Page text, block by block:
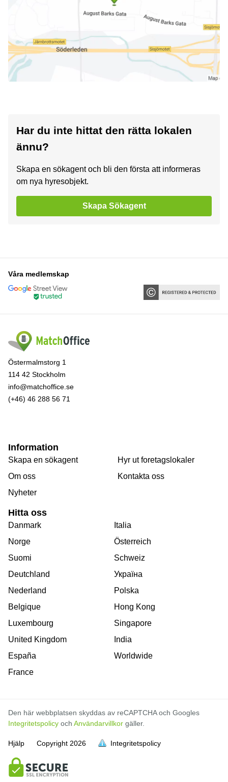
Har du inte hittat den rätta lokalen
ännu?
Skapa en sökagent och bli den första att informeras
om nya hyresobjekt.
Skapa Sökagent
Våra medlemskap
Östermalmstorg 1
114 42 Stockholm
info@matchoffice.se
(+46) 46 288 56 71
Information
Skapa en sökagent
Om oss
Nyheter
Hyr ut foretagslokaler
Kontakta oss
Hitta oss
Danmark
Norge
Suomi
Deutchland
Nederland
Belgique
Luxembourg
United Kingdom
España
France
Italia
Österreich
Schweiz
Україна
Polska
Hong Kong
Singapore
India
Worldwide
Den här webbplatsen skyddas av reCAPTCHA och Googles
Integritetspolicy och Användarvillkor gäller.
Hjälp Copyright 2026 Integritetspolicy